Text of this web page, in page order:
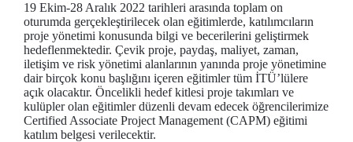
19 Ekim-28 Aralık 2022 tarihleri arasında toplam on
oturumda gerçekleştirilecek olan eğitimlerde, katılımcıların
proje yönetimi konusunda bilgi ve becerilerini geliştirmek
hedeflenmektedir. Çevik proje, paydaş, maliyet, zaman,
iletişim ve risk yönetimi alanlarının yanında proje yönetimine
dair birçok konu başlığını içeren eğitimler tüm İTÜ’lülere
açık olacaktır. Öncelikli hedef kitlesi proje takımları ve
kulüpler olan eğitimler düzenli devam edecek öğrencilerimize
Certified Associate Project Management (CAPM) eğitimi
katılım belgesi verilecektir.